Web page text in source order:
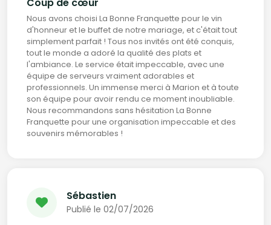
Nous avons choisi La Bonne Franquette pour le vin
d'honneur et le buffet de notre mariage, et c'était tout
simplement parfait ! Tous nos invités ont été conquis,
tout le monde a adoré la qualité des plats et
l'ambiance. Le service était impeccable, avec une
équipe de serveurs vraiment adorables et
professionnels. Un immense merci à Marion et à toute
son équipe pour avoir rendu ce moment inoubliable.
Nous recommandons sans hésitation La Bonne
Franquette pour une organisation impeccable et des
souvenirs mémorables !
Sébastien
Publié le 02/07/2026